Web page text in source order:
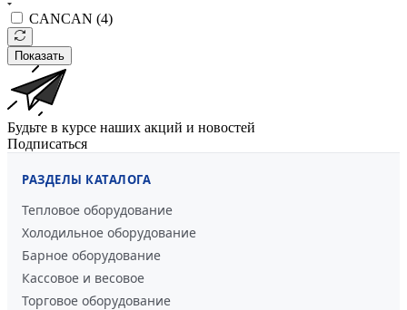
CANCAN (4)
Показать
Будьте в курсе наших акций и новостей
Подписаться
РАЗДЕЛЫ КАТАЛОГА
Тепловое оборудование
Холодильное оборудование
Барное оборудование
Кассовое и весовое
Торговое оборудование